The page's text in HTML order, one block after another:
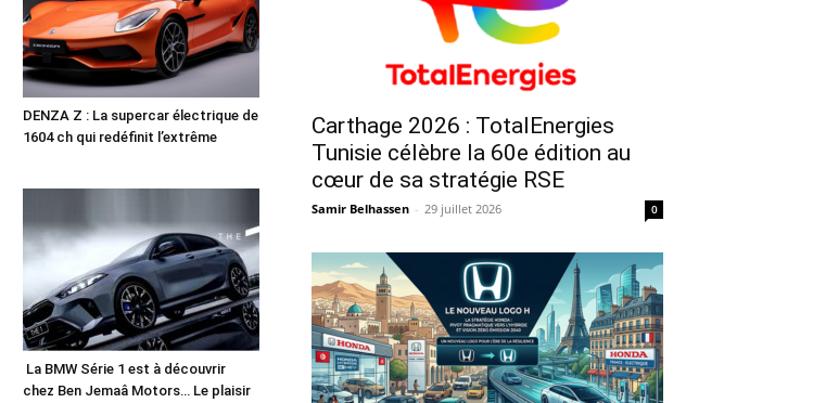
DENZA Z : La supercar électrique de
1604 ch qui redéfinit l’extrême
La BMW Série 1 est à découvrir
chez Ben Jemaâ Motors… Le plaisir
Carthage 2026 : TotalEnergies
Tunisie célèbre la 60e édition au
cœur de sa stratégie RSE
Samir Belhassen - 29 juillet 2026 0